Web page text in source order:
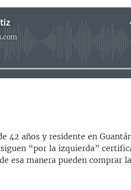
source currently available
42 años y residente en
“por la izquierda”
esa manera pueden comprar